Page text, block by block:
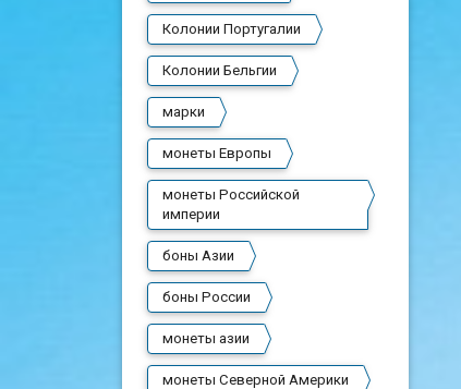
Колонии Португалии
Колонии Бельгии
марки
монеты Европы
монеты Российской
империи
боны Азии
боны России
монеты азии
монеты Северной Америки